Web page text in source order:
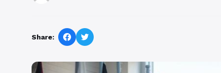
Share: